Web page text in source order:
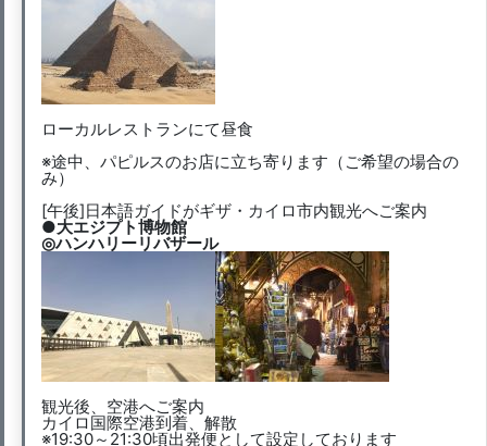
ローカルレストランにて昼食
※途中、パピルスのお店に立ち寄ります（ご希望の場合の
み）
[午後]日本語ガイドがギザ・カイロ市内観光へご案内
●大エジプト博物館
◎ハンハリーリバザール
観光後、空港へご案内
カイロ国際空港到着、解散
※19:30～21:30頃出発便として設定しております